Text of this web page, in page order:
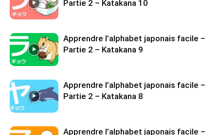
Partie 2 – Katakana 10
Apprendre l’alphabet japonais facile –
Partie 2 – Katakana 9
Apprendre l’alphabet japonais facile –
Partie 2 – Katakana 8
Apprendre l’alphabet japonais facile –